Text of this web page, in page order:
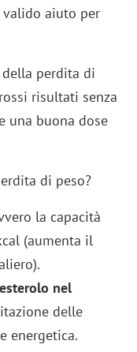
valido aiuto per
perdita di
risultati senza
e una buona dose
di peso?
la capacità
(aumenta il
nel
delle
energetica.